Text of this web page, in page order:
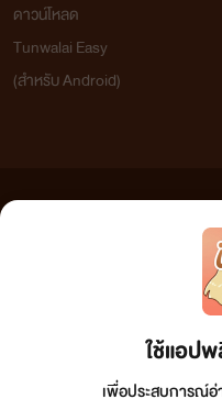
ใช้แอป
เพื่อประสบการณ์
ดาวน์โหลด
Tunwalai Easy
(สำหรับ Android)
เว็บไซต์แห่งนี้ไม่ได้เห็นด้วยและไม่ขอรับผิดช
วิจารณญาณในการกลั่นกรองด้วยตนเอง แล
กรุณาแจ้งมาที่ tunwalai@ookbee.com เพื่อ
ลิขสิทธิ์ตามพระราชบัญญัติลิขสิทธิ์ (ฉบับเพิ่มเ